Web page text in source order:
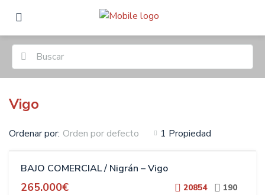
Vigo
1 Propiedad
Ordenar por: Orden por defecto
BAJO COMERCIAL / Nigrán – Vigo
265.000€ 20854 190